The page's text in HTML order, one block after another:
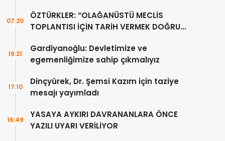
ÖZTÜRKLER: “OLAĞANÜSTÜ MECLİS
TOPLANTISI İÇİN TARİH VERMEK DOĞRU
07:20
Gardiyanoğlu: Devletimize ve
egemenliğimize sahip çıkmalıyız
19:21
Dinçyürek, Dr. Şemsi Kazım için taziye
mesajı yayımladı
17:10
YASAYA AYKIRI DAVRANANLARA ÖNCE
YAZILI UYARI VERİLİYOR
16:49